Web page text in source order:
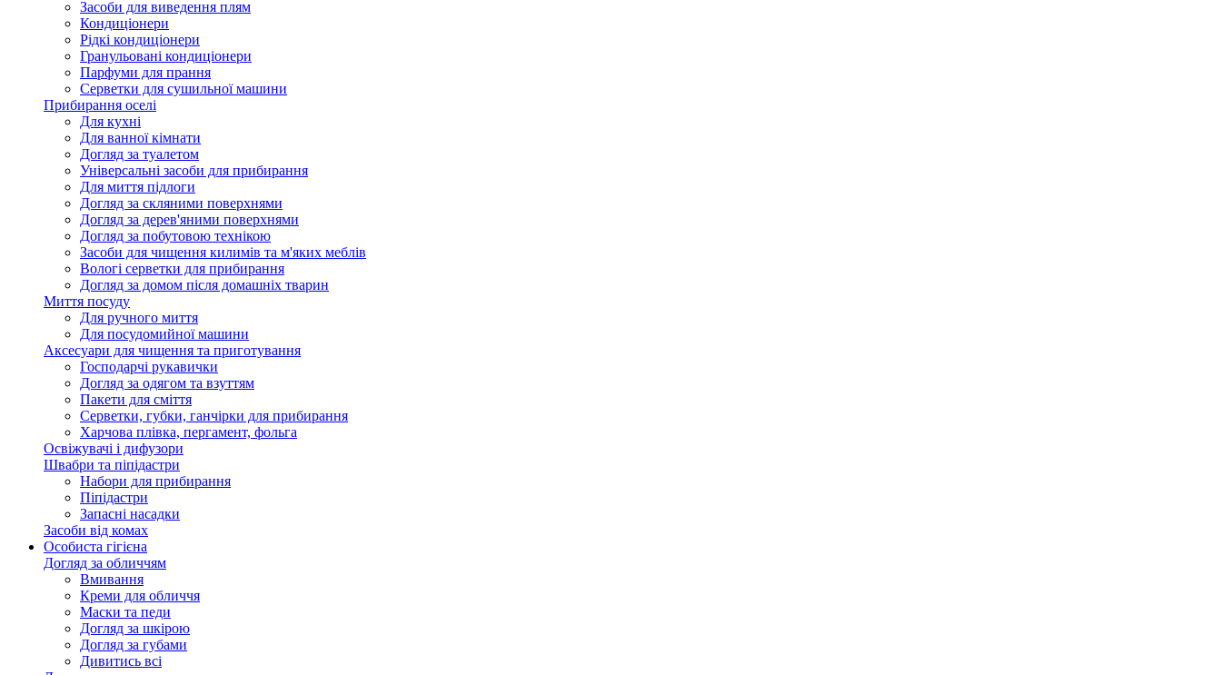
Засоби для виведення плям
Кондиціонери
Рідкі кондиціонери
Гранульовані кондиціонери
Парфуми для прання
Серветки для сушильної машини
Прибирання оселі
Для кухні
Для ванної кімнати
Догляд за туалетом
Універсальні засоби для прибирання
Для миття підлоги
Догляд за скляними поверхнями
Догляд за дерев'яними поверхнями
Догляд за побутовою технікою
Засоби для чищення килимів та м'яких меблів
Вологі серветки для прибирання
Догляд за домом після домашніх тварин
Миття посуду
Для ручного миття
Для посудомийної машини
Аксесуари для чищення та приготування
Господарчі рукавички
Догляд за одягом та взуттям
Пакети для сміття
Серветки, губки, ганчірки для прибирання
Харчова плівка, пергамент, фольга
Освіжувачі і дифузори
Швабри та піпідастри
Набори для прибирання
Піпідастри
Запасні насадки
Засоби від комах
Особиста гігієна
Догляд за обличчям
Вмивання
Креми для обличчя
Маски та педи
Догляд за шкірою
Догляд за губами
Дивитись всі